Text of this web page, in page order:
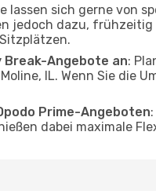
lassen sich gerne von
jedoch dazu,
Break-Angebote an:
IL. Wenn Sie die
Prime-Angeboten
dabei maximale